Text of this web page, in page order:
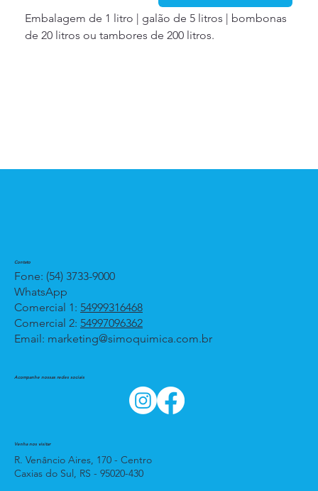
Embalagem de 1 litro | galão de 5 litros | bombonas
de 20 litros ou tambores de 200 litros.
Venha nos visitar
R. Venâncio Aires, 170 - Centro
Caxias do Sul, RS - 95020-430
Acompanhe nossas redes sociais
Contato
Fone: (54) 3733-9000
WhatsApp
Comercial 1: 54999316468
Comercial 2: 54997096362
Email: marketing@simoquimica.com.br